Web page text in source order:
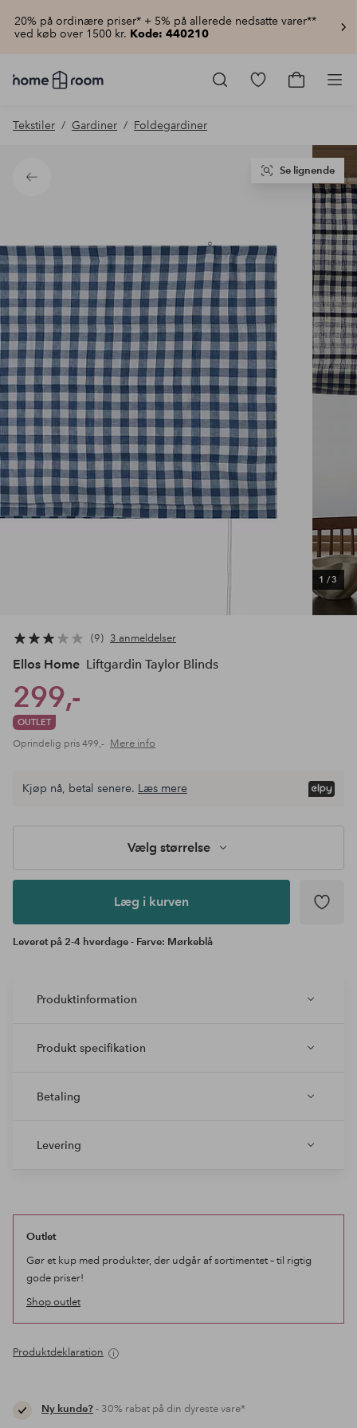
20% på ordinære priser* + 5% på allerede nedsatte varer**
ved køb over 1500 kr. Kode: 440210
Homeroom
–
hjemmet
pris
Gå
Gå
Tekstiler Gardiner Foldegardiner
Tilbage
1 /3
Se lignende
9 3 anmeldelser
Ellos Home Liftgardin Taylor Blinds
299,-
OUTLET
Oprindelig pris 499,- Mere info
størrelse
Læg i
Kjøp nå, betal senere. Læs mere
Vælg størrelse
Læg i kurven
Leveret på 2-4 hverdage - Farve: Mørkeblå
Produktinformation
Produkt specifikation
Betaling
Levering
Outlet
Gør et kup med produkter, der udgår af sortimentet – til rigtig
gode priser!
Shop outlet
Produktdeklaration
Ny kunde?- 30% rabat på din dyreste vare*